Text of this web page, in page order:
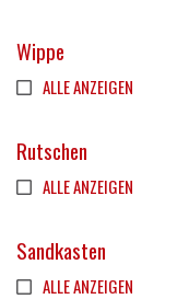
Wippe
ALLE ANZEIGEN
Rutschen
ALLE ANZEIGEN
Sandkasten
ALLE ANZEIGEN